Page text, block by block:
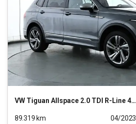
VW Tiguan Allspace 2.0 TDI R-Line 4Motion (EURO 6d)
89.319 km
04/2023